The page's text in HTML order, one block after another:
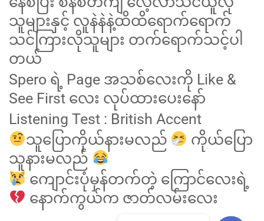
သူများနှင့် လူနဲနဲနဲ့ထိထိရောက်ရောက်
သင်ကြားလိုသူများ တက်ရောက်သင့်ပါ
တယ်
Spero ရဲ့ Page အသစ်လေးကို Like &
See First လေး လုပ်ထားပေးနော်
Listening Test : British Accent
သူပြောကိုယ်နားမလည်
ကိုယ်ပြော
သူနားမလည်
ကျောင်းပုံမှန်တက်တဲ့ ကြောင်လေးရဲ့
နောက်ကွယ်က ဇာတ်လမ်းလေး